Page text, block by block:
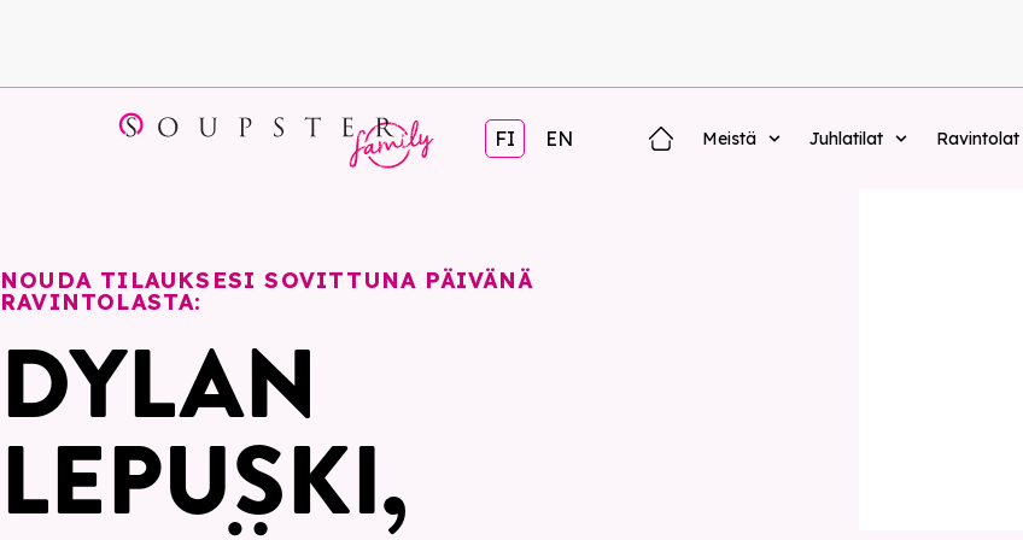
FI EN Meistä Juhlatilat Ravintolat
NOUDA TILAUKSESI SOVITTUNA PÄIVÄNÄ
RAVINTOLASTA:
DYLAN
LEPUSKI,